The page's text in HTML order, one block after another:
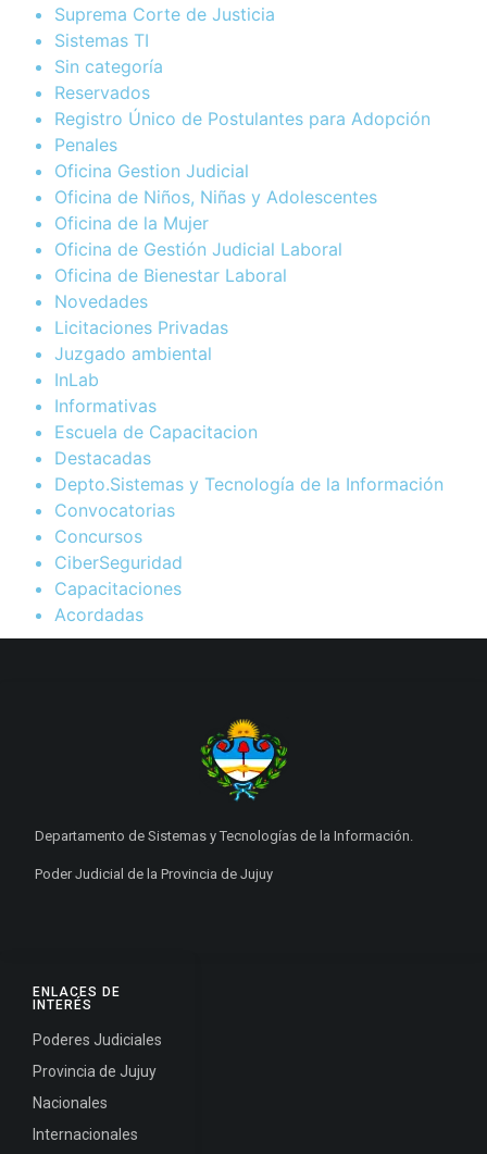
Suprema Corte de Justicia
Sistemas TI
Sin categoría
Reservados
Registro Único de Postulantes para Adopción
Penales
Oficina Gestion Judicial
Oficina de Niños, Niñas y Adolescentes
Oficina de la Mujer
Oficina de Gestión Judicial Laboral
Oficina de Bienestar Laboral
Novedades
Licitaciones Privadas
Juzgado ambiental
InLab
Informativas
Escuela de Capacitacion
Destacadas
Depto.Sistemas y Tecnología de la Información
Convocatorias
Concursos
CiberSeguridad
Capacitaciones
Acordadas
ENLACES DE
INTERÉS
Poderes Judiciales
Provincia de Jujuy
Nacionales
Internacionales
Departamento de Sistemas y Tecnologías de la Información.
Poder Judicial de la Provincia de Jujuy